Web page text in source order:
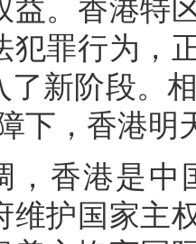
益。香港特
犯罪行为，
了新阶段。
下，香港明
，香港是中
维护国家主